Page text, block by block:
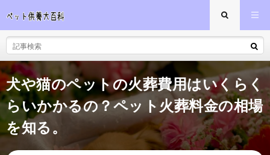
犬や猫のペットの火葬費用はいくらく
らいかかるの？ペット火葬料金の相場
を知る。